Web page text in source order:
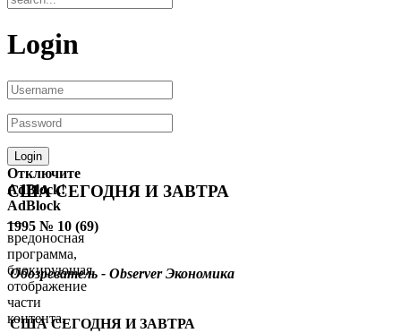
Login
Отключите
AdBlock!
AdBlock
—
вредоносная
программа,
блокирующая
отображение
части
контента.
США СЕГОДНЯ И ЗАВТРА
1995 № 10 (69)
Обозреватель - Observer Экономика
США СЕГОДНЯ И ЗАВТРА